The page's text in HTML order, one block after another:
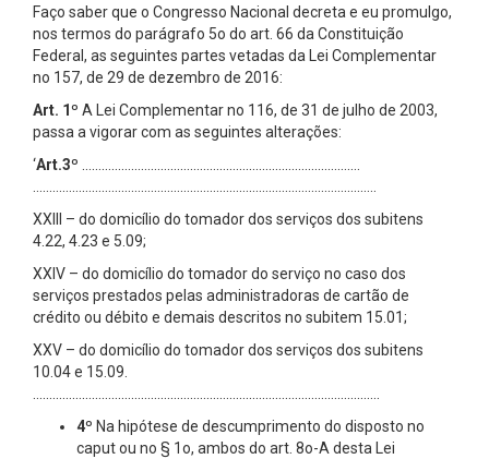
Faço saber que o Congresso Nacional decreta e eu promulgo,
nos termos do parágrafo 5o do art. 66 da Constituição
Federal, as seguintes partes vetadas da Lei Complementar
no 157, de 29 de dezembro de 2016:
Art. 1º A Lei Complementar no 116, de 31 de julho de 2003,
passa a vigorar com as seguintes alterações:
‘Art.3º
XXIII – do domicílio do tomador dos serviços dos subitens
4.22, 4.23 e 5.09;
XXIV – do domicílio do tomador do serviço no caso dos
serviços prestados pelas administradoras de cartão de
crédito ou débito e demais descritos no subitem 15.01;
XXV – do domicílio do tomador dos serviços dos subitens
10.04 e 15.09.
4º Na hipótese de descumprimento do disposto no
caput ou no § 1o, ambos do art. 8o-A desta Lei